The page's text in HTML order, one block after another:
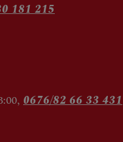
181 215
0676/82 66 33 431